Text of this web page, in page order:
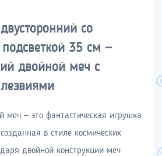
со
35 см —
двойной меч с
меч — это фантастическая игрушка
в стиле космических
двойной конструкции меч